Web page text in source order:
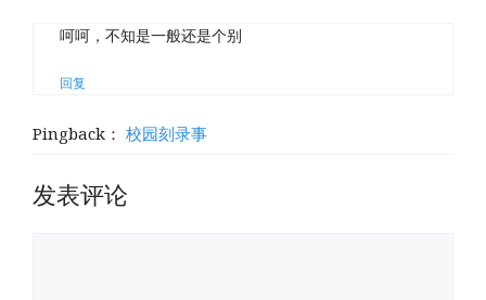
呵呵，不知是一般还是个别
回复
Pingback： 校园刻录事
发表评论